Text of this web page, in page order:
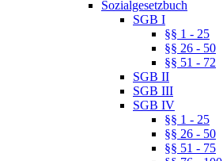
Sozialgesetzbuch
SGB I
§§ 1 - 25
§§ 26 - 50
§§ 51 - 72
SGB II
SGB III
SGB IV
§§ 1 - 25
§§ 26 - 50
§§ 51 - 75